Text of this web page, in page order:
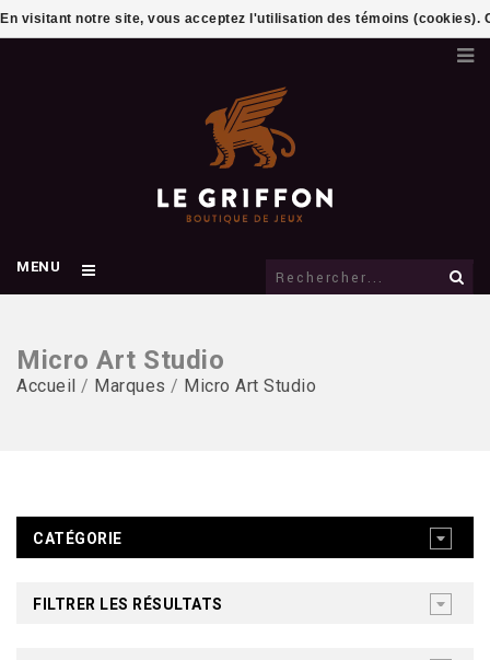
MENU
Micro Art Studio
Accueil / Marques / Micro Art Studio
CATÉGORIE
FILTRER LES RÉSULTATS
En visitant notre site, vous acceptez l'utilisation des témoins